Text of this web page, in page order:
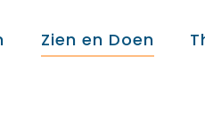
Zien en Doen